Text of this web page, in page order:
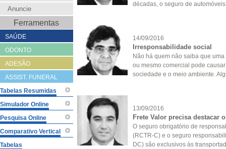
Anuncie
Ferramentas
SAÚDE
ODONTO
ADESÃO
ASSIST. FUNERAL
Tabelas Resumidas
Simulador Online
Pesquisa Online
Comparativo Vertical
Tabelas
décadas, o seguro de
14/09/2016
Irresponsabilidade social
Não há quem não saiba que
ou mesmo comercial pode
sociedade e o meio ambiente.
13/09/2016
Frete Valor precisa destacar
O seguro obrigatório de
(RCTR-C) e o seguro
DC) são exclusivos às